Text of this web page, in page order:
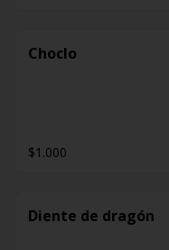
Choclo
$1.000
Diente de dragón